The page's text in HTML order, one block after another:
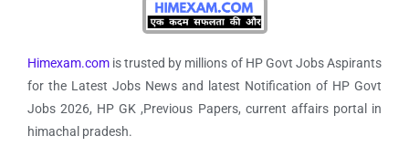
Himexam.com is trusted by millions of HP Govt Jobs Aspirants
for the Latest Jobs News and latest Notification of HP Govt
Jobs 2026, HP GK ,Previous Papers, current affairs portal in
himachal pradesh.